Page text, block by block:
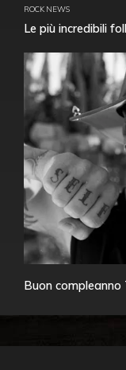
ROCK NEWS
Le più incredibili
Buon compleanno